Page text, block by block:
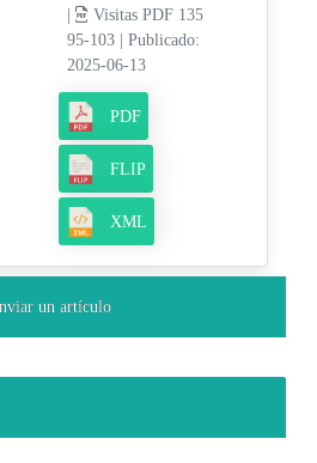
Visitas PDF 135
95-103
Publicado:
2025-06-13
PDF
FLIP
XML
un artículo